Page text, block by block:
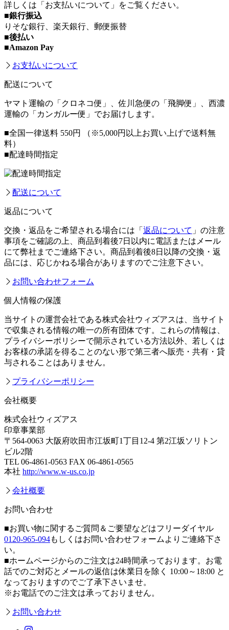
詳しくは「お支払いについて」をご覧ください。
■銀行振込
りそな銀行、楽天銀行、郵便振替
■後払い
■Amazon Pay
お支払いについて
配送について
ヤマト運輸の「クロネコ便」、佐川急便の「飛脚便」、西濃
運輸の「カンガルー便」でお届けします。
■全国一律送料 550円
（※5,000円以上お買い上げで送料無
料）
■配達時間指定
配送について
返品について
交換・返品をご希望される場合には「 返品について 」の注意
事項をご確認の上、商品到着後7日以内に電話またはメール
にて弊社までご連絡下さい。商品到着後8日以降の交換・返
品には、応じかねる場合がありますのでご注意下さい。
お問い合わせフォーム
個人情報の保護
当サイトの運営会社である株式会社ウィズアスは、当サイト
で収集される情報の唯一の所有団体です。これらの情報は、
プライバシーポリシーで開示されている方法以外、若しくは
お客様の承諾を得ることのない形で第三者へ販売・共有・貸
与されることはありません。
プライバシーポリシー
会社概要
株式会社ウィズアス
印章事業部
〒564-0063 大阪府吹田市江坂町1丁目12-4 第2江坂ソリトン
ビル2階
TEL 06-4861-0563 FAX 06-4861-0565
本社 http://www.w-us.co.jp
会社概要
お問い合わせ
■お買い物に関するご質問＆ご要望などはフリーダイヤル
0120-965-094もしくはお問い合わせフォームよりご連絡下さ
い。
■ホームページからのご注文は24時間承っております。お電
話でのご対応とメールの返信は休業日を除く 10:00～18:00 と
なっておりますのでご了承下さいませ。
※お電話でのご注文は承っておりません。
お問い合わせ